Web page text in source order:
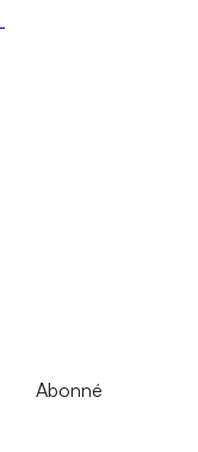
Abonné